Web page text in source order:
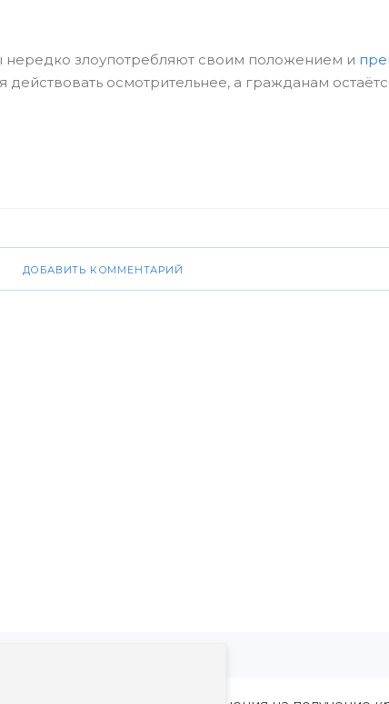
злоупотребляют своим положением и
осмотрительнее, а гражданам
ДОБАВИТЬ КОММЕНТАРИЙ